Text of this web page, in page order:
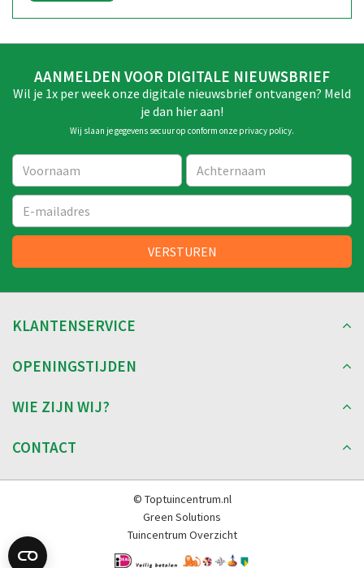
AANMELDEN VOOR DIGITALE NIEUWSBRIEF
Wil je 1x per week onze digitale nieuwsbrief ontvangen? Meld
je dan hier aan!
Wij slaan je gegevens secuur op conform onze privacy policy.
KLANTENSERVICE
OPENINGSTIJDEN
WIE ZIJN WIJ?
CONTACT
© Toptuincentrum.nl
Green Solutions
Tuincentrum Overzicht